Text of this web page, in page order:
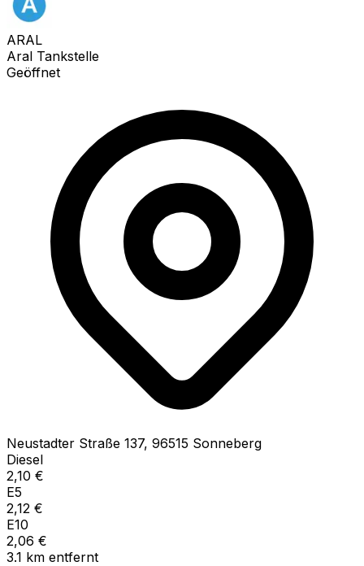
ARAL
Aral Tankstelle
Geöffnet
Neustadter Straße 137, 96515 Sonneberg
Diesel
2,10 €
E5
2,12 €
E10
2,06 €
3.1 km entfernt